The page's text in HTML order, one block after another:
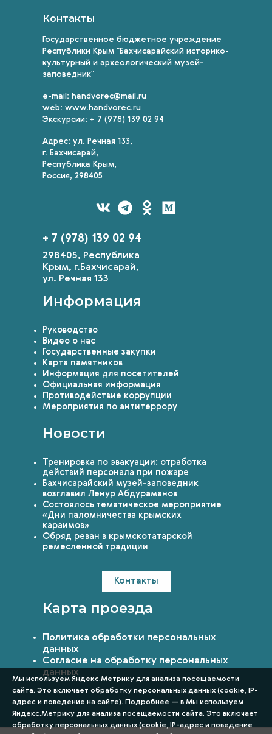
Контакты
Государственное бюджетное учреждение
Республики Крым "Бахчисарайский историко-
культурный и археологический музей-
заповедник"
e-mail: handvorec@mail.ru
web: www.handvorec.ru
Экскурсии: + 7 (978) 139 02 94
Адрес: ул. Речная 133,
г. Бахчисарай,
Республика Крым,
Россия, 298405
+ 7 (978) 139 02 94
298405, Республика
Крым, г.Бахчисарай,
ул. Речная 133
Информация
Руководство
Видео о нас
Государственные закупки
Карта памятников
Информация для посетителей
Официальная информация
Противодействие коррупции
Мероприятия по антитеррору
Новости
Тренировка по эвакуации: отработка
действий персонала при пожаре
Бахчисарайский музей-заповедник
возглавил Ленур Абдураманов
Состоялось тематическое мероприятие
«Дни паломничества крымских
караимов»
Обряд реван в крымскотатарской
ремесленной традиции
Контакты
Карта проезда
Политика обработки персональных
данных
Согласие на обработку персональных
данных
Мы используем Яндекс.Метрику для анализа посещаемости
сайта. Это включает обработку персональных данных (cookie, IP-
адрес и поведение на сайте). Подробнее — в Мы используем
Яндекс.Метрику для анализа посещаемости сайта. Это включает
обработку персональных данных (cookie, IP-адрес и поведение